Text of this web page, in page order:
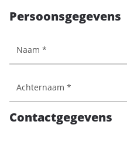
Persoonsgegevens
Contactgegevens